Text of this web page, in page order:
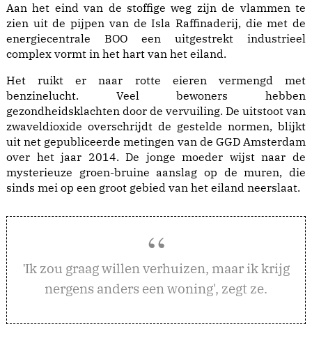
Aan het eind van de stoffige weg zijn de vlammen te
zien uit de pijpen van de Isla Raffinaderij, die met de
energiecentrale BOO een uitgestrekt industrieel
complex vormt in het hart van het eiland.
Het ruikt er naar rotte eieren vermengd met
benzinelucht. Veel bewoners hebben
gezondheidsklachten door de vervuiling. De uitstoot van
zwaveldioxide overschrijdt de gestelde normen, blijkt
uit net gepubliceerde metingen van de GGD Amsterdam
over het jaar 2014. De jonge moeder wijst naar de
mysterieuze groen-bruine aanslag op de muren, die
sinds mei op een groot gebied van het eiland neerslaat.
'Ik zou graag willen verhuizen, maar ik krijg
nergens anders een woning', zegt ze.